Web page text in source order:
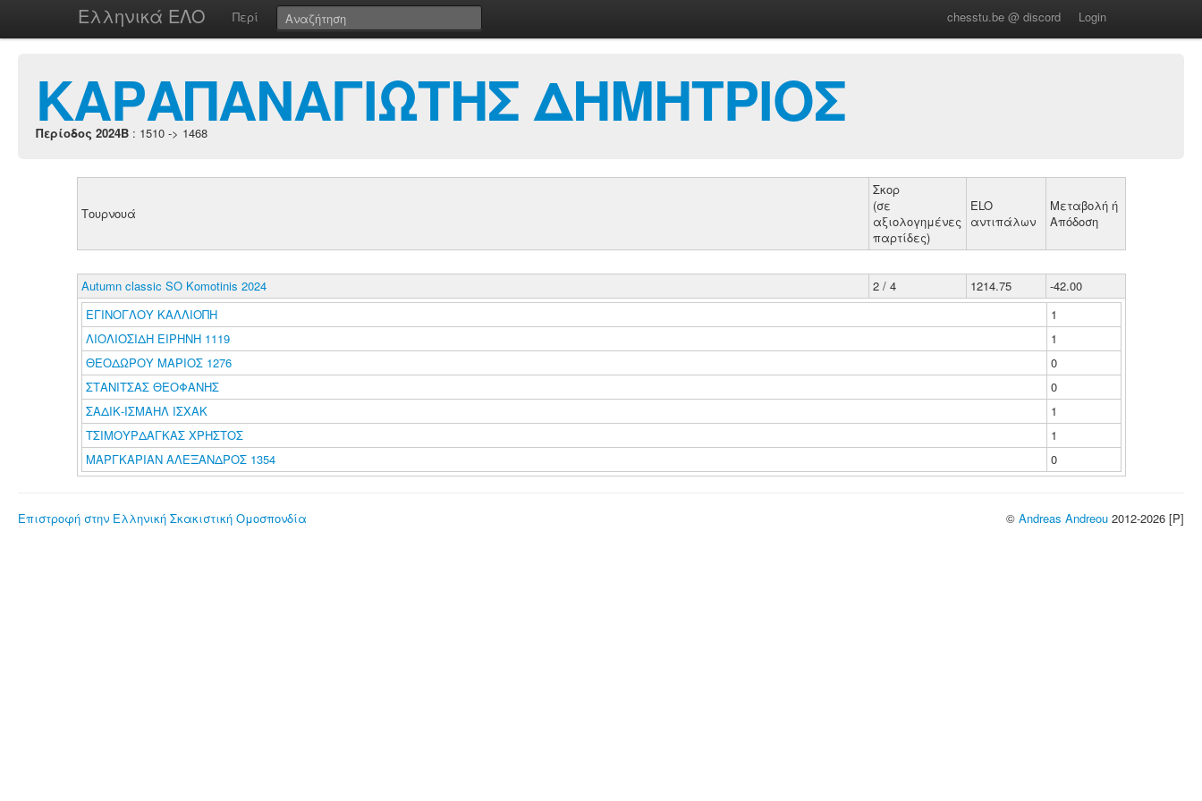
Ελληνικά ΕΛΟ Περί chesstu.be @ discord Login
ΚΑΡΑΠΑΝΑΓΙΩΤΗΣ ΔΗΜΗΤΡΙΟΣ
Περίοδος 2024B : 1510 -> 1468
Τουρνουά
Σκορ
(σε
αξιολογημένες
παρτίδες)
ELO
αντιπάλων
Μεταβολή ή
Απόδοση
Autumn classic SO Komotinis 2024 2 / 4 1214.75
-42.00
ΕΓΙΝΟΓΛΟΥ ΚΑΛΛΙΟΠΗ
1
ΛΙΟΛΙΟΣΙΔΗ ΕΙΡΗΝΗ 1119
1
ΘΕΟΔΩΡΟΥ ΜΑΡΙΟΣ 1276
0
ΣΤΑΝΙΤΣΑΣ ΘΕΟΦΑΝΗΣ
0
ΣΑΔΙΚ-ΙΣΜΑΗΛ ΙΣΧΑΚ
1
ΤΣΙΜΟΥΡΔΑΓΚΑΣ ΧΡΗΣΤΟΣ
1
ΜΑΡΓΚΑΡΙΑΝ ΑΛΕΞΑΝΔΡΟΣ 1354
0
Επιστροφή στην Ελληνική Σκακιστική Ομοσπονδία © Andreas Andreou 2012-2026 [P]